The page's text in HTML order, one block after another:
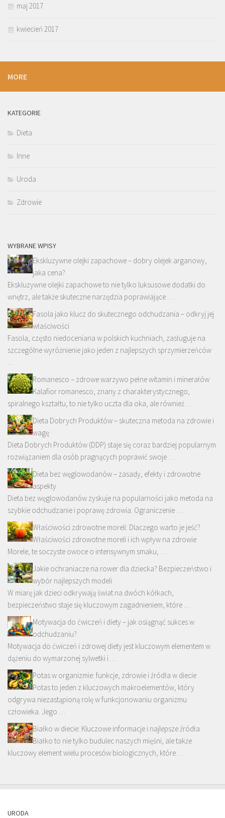
maj 2017
kwiecień 2017
MORE
KATEGORIE
Dieta
Inne
Uroda
Zdrowie
WYBRANE WPISY
Ekskluzywne olejki zapachowe – dobry olejek arganowy,
jaka cena?
Ekskluzywne olejki zapachowe to nie tylko luksusowe dodatki do
wnętrz, ale także skuteczne narzędzia poprawiające …
Fasola jako klucz do skutecznego odchudzania – odkryj jej
właściwości
Fasola, często niedoceniana w polskich kuchniach, zasługuje na
szczególne wyróżnienie jako jeden z najlepszych sprzymierzeńców
Romanesco – zdrowe warzywo pełne witamin i minerałów
Kalafior romanesco, znany z charakterystycznego,
spiralnego kształtu, to nie tylko uczta dla oka, ale również …
Dieta Dobrych Produktów – skuteczna metoda na zdrowie i
wagę
Dieta Dobrych Produktów (DDP) staje się coraz bardziej popularnym
rozwiązaniem dla osób pragnących poprawić swoje …
Dieta bez węglowodanów – zasady, efekty i zdrowotne
aspekty
Dieta bez węglowodanów zyskuje na popularności jako metoda na
szybkie odchudzanie i poprawę zdrowia. Ograniczenie …
Właściwości zdrowotne moreli: Dlaczego warto je jeść?
Właściwości zdrowotne moreli i ich wpływ na zdrowie
Morele, te soczyste owoce o intensywnym smaku, …
Jakie ochraniacze na rower dla dziecka? Bezpieczeństwo i
wybór najlepszych modeli
W miarę jak dzieci odkrywają świat na dwóch kółkach,
bezpieczeństwo staje się kluczowym zagadnieniem, które …
Motywacja do ćwiczeń i diety – jak osiągnąć sukces w
odchudzaniu?
Motywacja do ćwiczeń i zdrowej diety jest kluczowym elementem w
dążeniu do wymarzonej sylwetki i …
Potas w organizmie: funkcje, zdrowie i źródła w diecie
Potas to jeden z kluczowych makroelementów, który
odgrywa niezastąpioną rolę w funkcjonowaniu organizmu
człowieka. Jego …
Białko w diecie: Kluczowe informacje i najlepsze źródła
Białko to nie tylko budulec naszych mięśni, ale także
kluczowy element wielu procesów biologicznych, które …
URODA